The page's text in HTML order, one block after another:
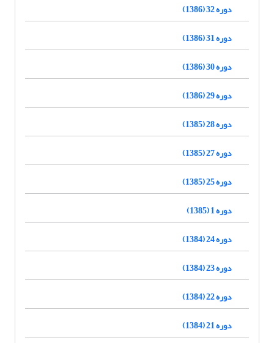
دوره 32 (1386)
دوره 31 (1386)
دوره 30 (1386)
دوره 29 (1386)
دوره 28 (1385)
دوره 27 (1385)
دوره 25 (1385)
دوره 1 (1385)
دوره 24 (1384)
دوره 23 (1384)
دوره 22 (1384)
دوره 21 (1384)